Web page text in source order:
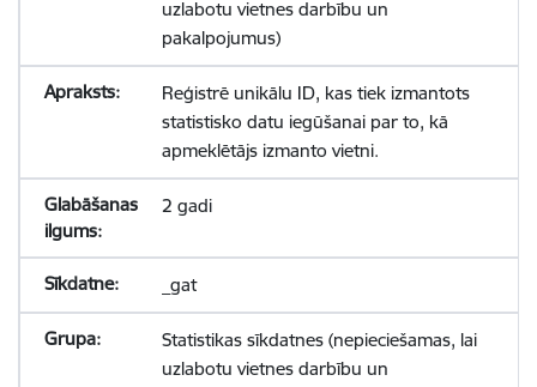
uzlabotu vietnes darbību un
pakalpojumus)
Reģistrē unikālu ID, kas tiek izmantots
statistisko datu iegūšanai par to, kā
apmeklētājs izmanto vietni.
2 gadi
_gat
Statistikas sīkdatnes (nepieciešamas, lai
uzlabotu vietnes darbību un